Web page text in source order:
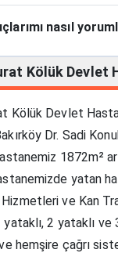
nasıl
Kölük Devlet
Kölük Devlet
Dr. Sadi
1872m²
yatan
Hizmetleri ve Kan
yataklı, 2 yataklı
hemşire çağrı